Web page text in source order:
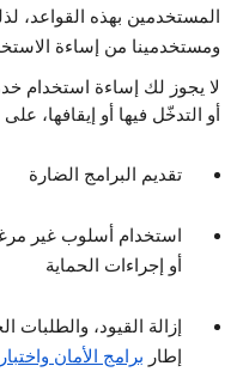
المستخدمين بهذه القواعد،
ومستخدمينا من إساءة
لا يجوز لك إساءة استخدام
أو التدخّل فيها أو إيقافها،
تقديم البرامج الضارة
استخدام أسلوب غير
أو إجراءات الحماية
إزالة القيود، والطلبات
إطار برامج الأمان